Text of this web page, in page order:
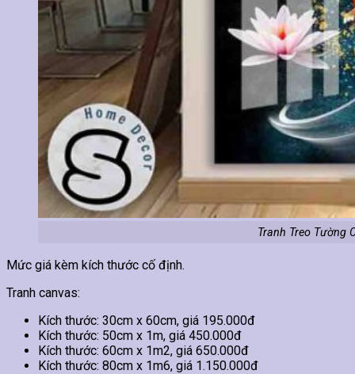
Tranh Treo Tường
Mức giá kèm kích thước cố định.
Tranh canvas:
Kích thước: 30cm x 60cm, giá 195.000đ
Kích thước: 50cm x 1m, giá 450.000đ
Kích thước: 60cm x 1m2, giá 650.000đ
Kích thước: 80cm x 1m6, giá 1.150.000đ